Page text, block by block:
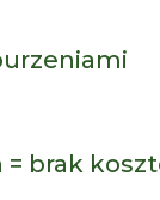
brak